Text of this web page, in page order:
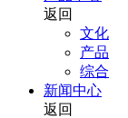
返回
文化
产品
综合
新闻中心
返回